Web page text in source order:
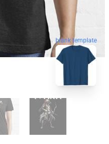
blank template